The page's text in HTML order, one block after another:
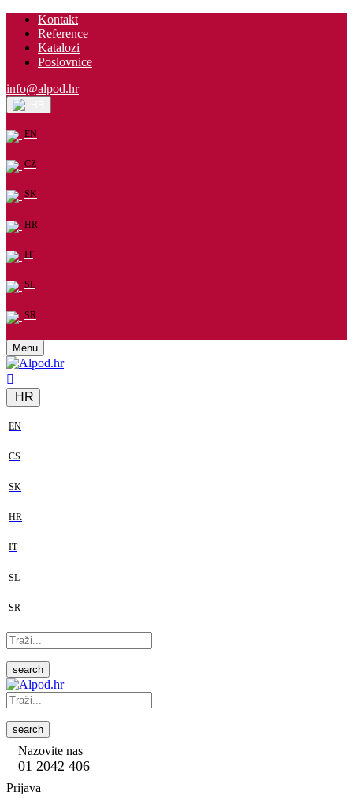
Kontakt
Reference
Katalozi
Poslovnice
info@alpod.hr
EN
CZ
SK
HR
IT
SL
SR
Menu
HR
EN
CS
SK
HR
IT
SL
SR
search
search
Nazovite nas
01 2042 406
Prijava